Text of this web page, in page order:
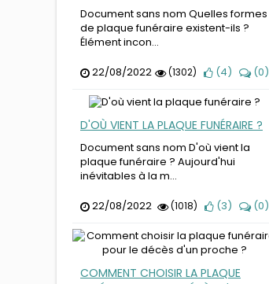
Document sans nom Quelles formes
de plaque funéraire existent-ils ?
Élément incon...
22/08/2022
(1302) (4) (0)
D'OÙ VIENT LA PLAQUE FUNÉRAIRE ?
Document sans nom D'où vient la
plaque funéraire ? Aujourd'hui
inévitables à la m...
22/08/2022
(1018) (3) (0)
COMMENT CHOISIR LA PLAQUE